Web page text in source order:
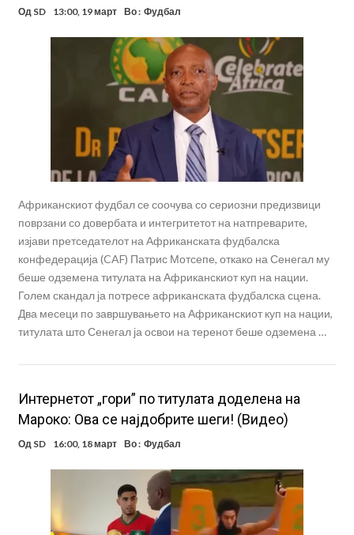
Од SD 13:00, 19 март Во : Фудбал
Африканскиот фудбал се соочува со сериозни предизвици
поврзани со довербата и интегритетот на натпреварите,
изјави претседателот на Африканската фудбалска
конфедерација (CAF) Патрис Мотсепе, откако на Сенегал му
беше одземена титулата на Африканскиот куп на нации.
Голем скандал ја потресе африканската фудбалска сцена.
Два месеци по завршувањето на Африканскиот куп на нации,
титулата што Сенегал ја освои на теренот беше одземена …
Интернетот „гори” по титулата доделена на
Мароко: Ова се најдобрите шеги! (Видео)
Од SD 16:00, 18 март Во : Фудбал